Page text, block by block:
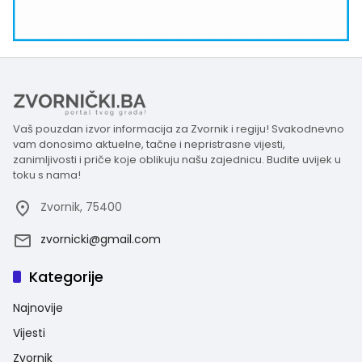
Vaš pouzdan izvor informacija za Zvornik i regiju! Svakodnevno
vam donosimo aktuelne, tačne i nepristrasne vijesti,
zanimljivosti i priče koje oblikuju našu zajednicu. Budite uvijek u
toku s nama!
Zvornik, 75400
zvornicki@gmail.com
Kategorije
Najnovije
Vijesti
Zvornik